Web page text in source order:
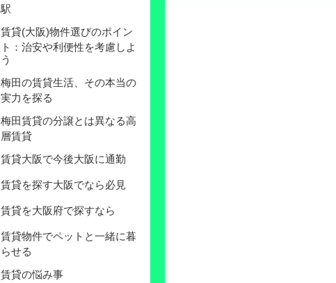
駅
賃貸(大阪)物件選びのポイン
ト：治安や利便性を考慮しよ
う
梅田の賃貸生活、その本当の
実力を探る
梅田賃貸の分譲とは異なる高
層賃貸
賃貸大阪で今後大阪に通勤
賃貸を探す大阪でなら必見
賃貸を大阪府で探すなら
賃貸物件でペットと一緒に暮
らせる
賃貸の悩み事